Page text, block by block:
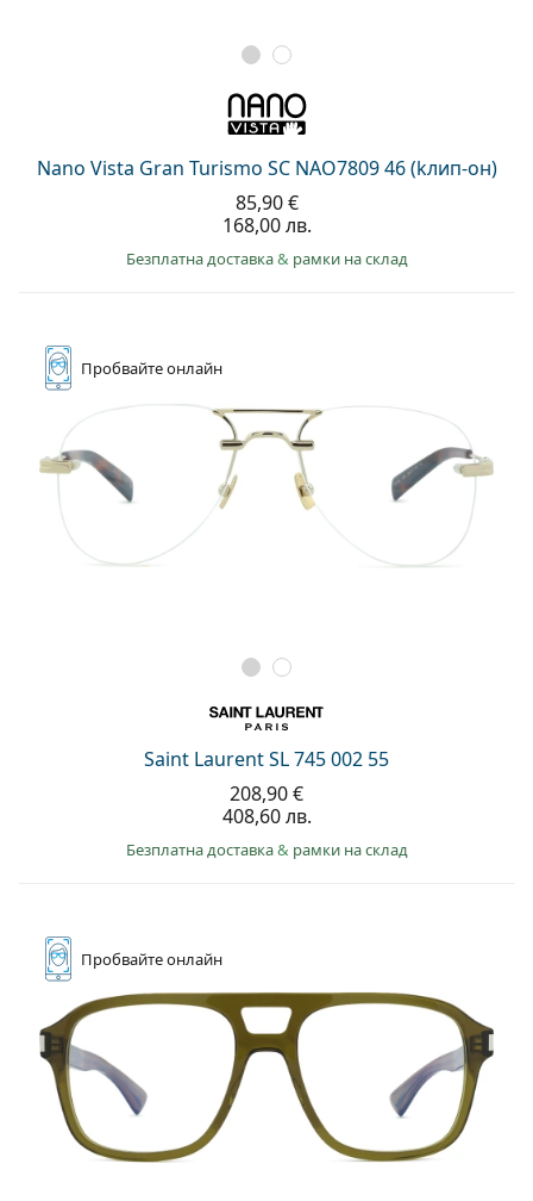
Nano Vista Gran Turismo SC NAO7809 46 (kлип-он)
85,90 €
168,00 лв.
Безплатна доставка& рамки на склад
Пробвайтеонлайн
Saint Laurent SL 745 002 55
208,90 €
408,60 лв.
Безплатна доставка& рамки на склад
Пробвайтеонлайн